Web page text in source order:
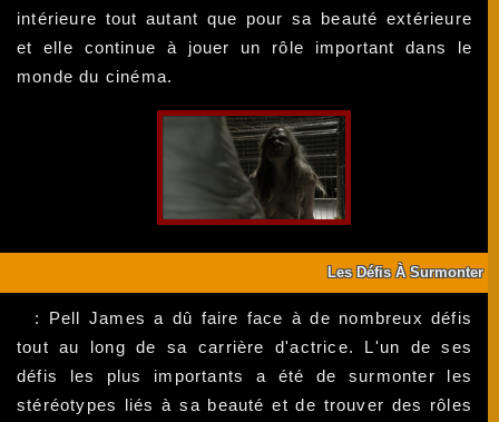
intérieure tout autant que pour sa beauté extérieure
et elle continue à jouer un rôle important dans le
monde du cinéma.
Les Défis À Surmonter
: Pell James a dû faire face à de nombreux défis
tout au long de sa carrière d'actrice. L'un de ses
défis les plus importants a été de surmonter les
stéréotypes liés à sa beauté et de trouver des rôles